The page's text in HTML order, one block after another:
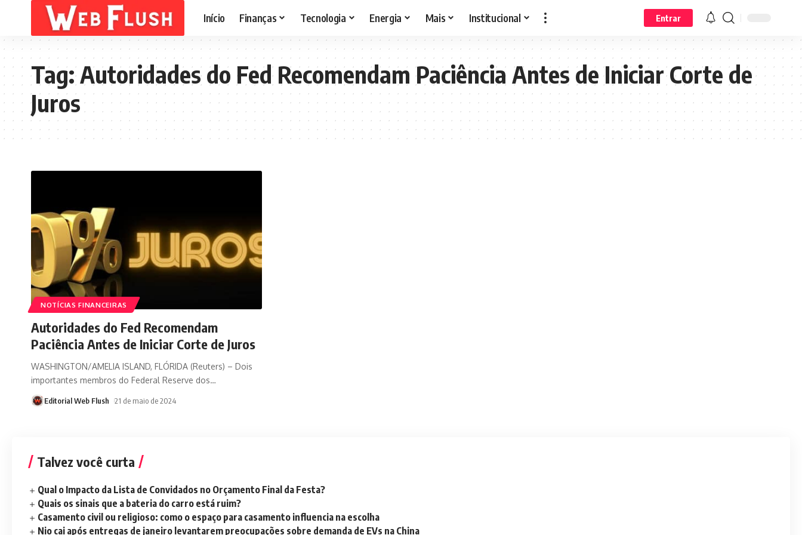
Início Finanças Tecnologia Energia Mais Institucional Entrar
Tag:Autoridades do Fed Recomendam Paciência Antes de Iniciar Corte de
Juros
NOTÍCIAS FINANCEIRAS
Autoridades do Fed Recomendam
Paciência Antes de Iniciar Corte de Juros
WASHINGTON/AMELIA ISLAND, FLÓRIDA (Reuters) – Dois
importantes membros do Federal Reserve dos…
Editorial Web Flush 21 de maio de 2024
Talvez você curta
Qual o Impacto da Lista de Convidados no Orçamento Final da Festa?
Quais os sinais que a bateria do carro está ruim?
Casamento civil ou religioso: como o espaço para casamento influencia na escolha
Nio cai após entregas de janeiro levantarem preocupações sobre demanda de EVs na China